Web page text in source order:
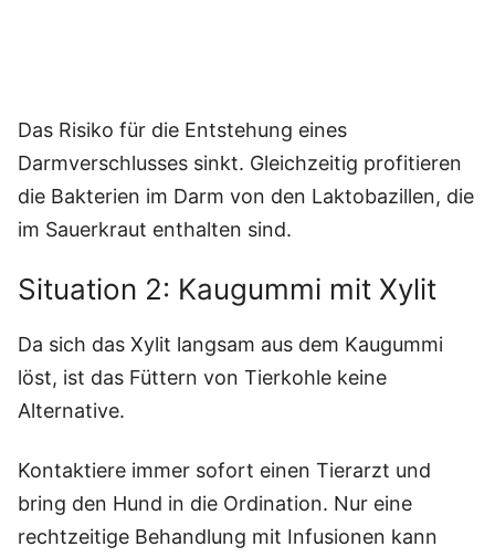
Das Risiko für die Entstehung eines
Darmverschlusses sinkt. Gleichzeitig profitieren
die Bakterien im Darm von den Laktobazillen, die
im Sauerkraut enthalten sind.
Situation 2: Kaugummi mit Xylit
Da sich das Xylit langsam aus dem Kaugummi
löst, ist das Füttern von Tierkohle keine
Alternative.
Kontaktiere immer sofort einen Tierarzt und
bring den Hund in die Ordination. Nur eine
rechtzeitige Behandlung mit Infusionen kann